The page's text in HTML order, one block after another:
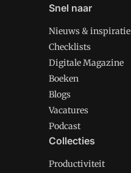
Snel naar
Nieuws & inspiratie
Checklists
Digitale Magazine
Boeken
Blogs
Vacatures
Podcast
Collecties
Productiviteit